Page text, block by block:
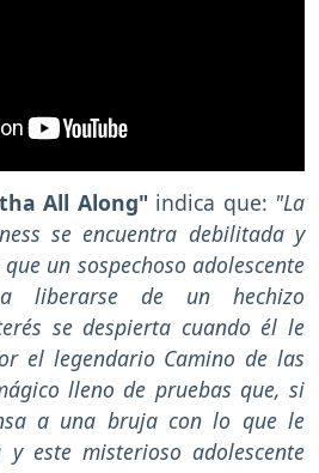
All Along" indica que: "La
se encuentra debilitada y
un sospechoso adolescente
liberarse de un hechizo
se despierta cuando él le
el legendario Camino de las
lleno de pruebas que, si
a una bruja con lo que le
este misterioso adolescente